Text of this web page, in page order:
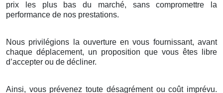
prix les plus bas du marché, sans compromettre la
performance de nos prestations.
Nous privilégions la ouverture en vous fournissant, avant
chaque déplacement, un proposition que vous êtes libre
d’accepter ou de décliner.
Ainsi, vous prévenez toute désagrément ou coût imprévu.